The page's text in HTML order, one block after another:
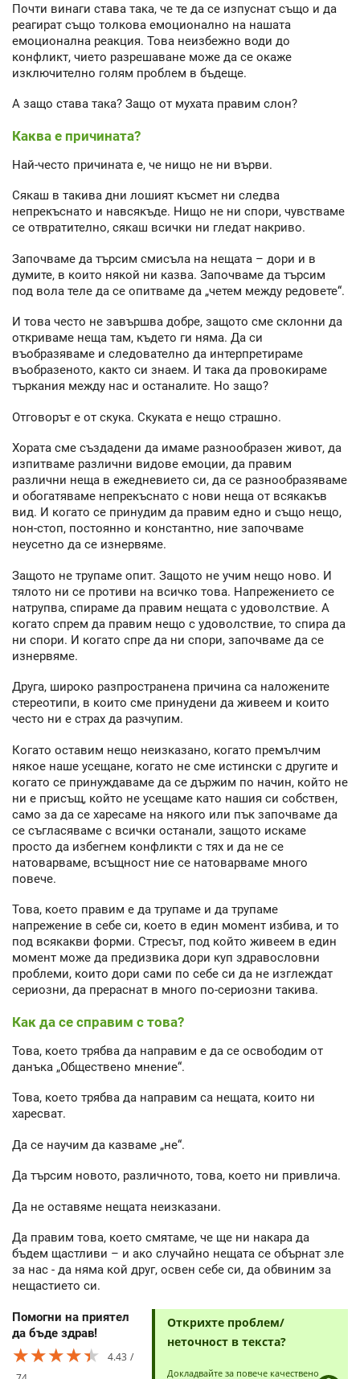
Почти винаги става така, че те да се изпуснат също и да
реагират също толкова емоционално на нашата
емоционална реакция. Това неизбежно води до
конфликт, чието разрешаване може да се окаже
изключително голям проблем в бъдеще.
А защо става така? Защо от мухата правим слон?
Каква е причината?
Най-често причината е, че нищо не ни върви.
Сякаш в такива дни лошият късмет ни следва
непрекъснато и навсякъде. Нищо не ни спори, чувстваме
се отвратително, сякаш всички ни гледат накриво.
Започваме да търсим смисъла на нещата – дори и в
думите, в които някой ни казва. Започваме да търсим
под вола теле да се опитваме да „четем между редовете“.
И това често не завършва добре, защото сме склонни да
откриваме неща там, където ги няма. Да си
въобразяваме и следователно да интерпретираме
въобразеното, както си знаем. И така да провокираме
търкания между нас и останалите. Но защо?
Отговорът е от скука. Скуката е нещо страшно.
Хората сме създадени да имаме разнообразен живот, да
изпитваме различни видове емоции, да правим
различни неща в ежедневието си, да се разнообразяваме
и обогатяваме непрекъснато с нови неща от всякакъв
вид. И когато се принудим да правим едно и също нещо,
нон-стоп, постоянно и константно, ние започваме
неусетно да се изнервяме.
Защото не трупаме опит. Защото не учим нещо ново. И
тялото ни се противи на всичко това. Напрежението се
натрупва, спираме да правим нещата с удоволствие. А
когато спрем да правим нещо с удоволствие, то спира да
ни спори. И когато спре да ни спори, започваме да се
изнервяме.
Друга, широко разпространена причина са наложените
стереотипи, в които сме принудени да живеем и които
често ни е страх да разчупим.
Когато оставим нещо неизказано, когато премълчим
някое наше усещане, когато не сме истински с другите и
когато се принуждаваме да се държим по начин, който не
ни е присъщ, който не усещаме като нашия си собствен,
само за да се харесаме на някого или пък започваме да
се съгласяваме с всички останали, защото искаме
просто да избегнем конфликти с тях и да не се
натоварваме, всъщност ние се натоварваме много
повече.
Това, което правим е да трупаме и да трупаме
напрежение в себе си, което в един момент избива, и то
под всякакви форми. Стресът, под който живеем в един
момент може да предизвика дори куп здравословни
проблеми, които дори сами по себе си да не изглеждат
сериозни, да прераснат в много по-сериозни такива.
Как да се справим с това?
Това, което трябва да направим е да се освободим от
данъка „Обществено мнение“.
Това, което трябва да направим са нещата, които ни
харесват.
Да се научим да казваме „не“.
Да търсим новото, различното, това, което ни привлича.
Да не оставяме нещата неизказани.
Да правим това, което смятаме, че ще ни накара да
бъдем щастливи – и ако случайно нещата се обърнат зле
за нас - да няма кой друг, освен себе си, да обвиним за
нещастието си.
Помогни на приятел
да бъде здрав!
★★★★★
★★★★★
★★★★★
4.43
Открихте проблем/
неточност в текста?
Докладвайте за повече качествено